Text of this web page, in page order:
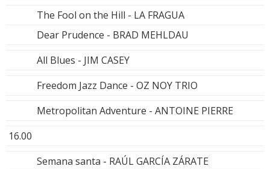
The Fool on the Hill - LA FRAGUA
Dear Prudence - BRAD MEHLDAU
All Blues - JIM CASEY
Freedom Jazz Dance - OZ NOY TRIO
Metropolitan Adventure - ANTOINE PIERRE
16.00
Semana santa - RAÚL GARCÍA ZÁRATE